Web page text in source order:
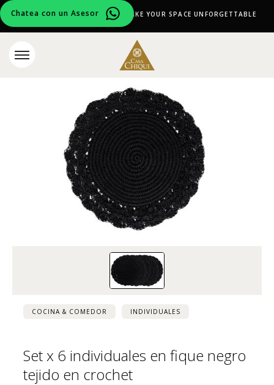
Chatea con un Asesor
CURATED DESIGN PIECES TO MAKE YOUR SPACE UNFORGETTABLE
COCINA & COMEDOR INDIVIDUALES
Set x 6 individuales en fique negro
tejido en crochet